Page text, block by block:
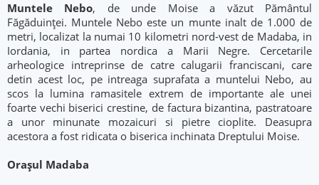
Muntele Nebo, de unde Moise a văzut Pământul
Făgăduinţei. Muntele Nebo este un munte inalt de 1.000 de
metri, localizat la numai 10 kilometri nord-vest de Madaba, in
Iordania, in partea nordica a Marii Negre. Cercetarile
arheologice intreprinse de catre calugarii franciscani, care
detin acest loc, pe intreaga suprafata a muntelui Nebo, au
scos la lumina ramasitele extrem de importante ale unei
foarte vechi biserici crestine, de factura bizantina, pastratoare
a unor minunate mozaicuri si pietre cioplite. Deasupra
acestora a fost ridicata o biserica inchinata Dreptului Moise.
Oraşul Madaba